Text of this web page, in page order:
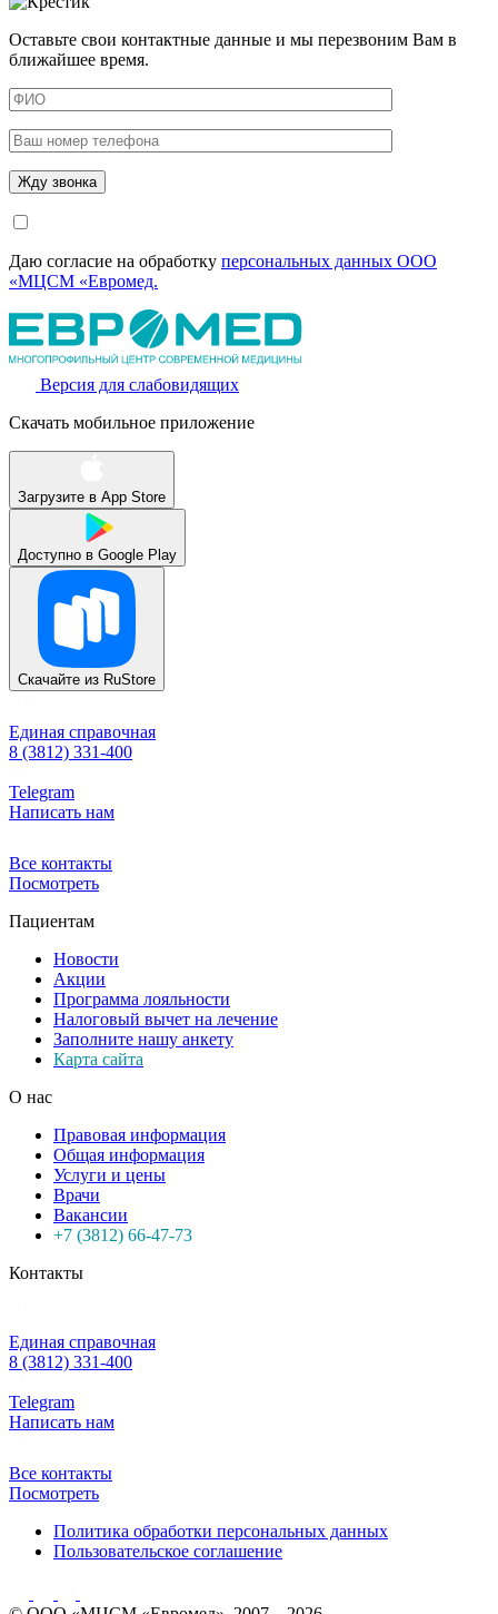
Оставьте свои контактные данные и мы перезвоним Вам в
ближайшее время.
Даю согласие на обработку персональных данных ООО
«МЦСМ «Евромед.
Версия для слабовидящих
Скачать мобильное приложение
Загрузите в App Store
Доступно в Google Play
Скачайте из RuStore
Единая справочная
8 (3812) 331-400
Telegram
Написать нам
Все контакты
Посмотреть
Пациентам
Новости
Акции
Программа лояльности
Налоговый вычет на лечение
Заполните нашу анкету
Карта сайта
О нас
Правовая информация
Общая информация
Услуги и цены
Врачи
Вакансии
+7 (3812) 66-47-73
Контакты
Единая справочная
8 (3812) 331-400
Telegram
Написать нам
Все контакты
Посмотреть
Политика обработки персональных данных
Пользовательское соглашение